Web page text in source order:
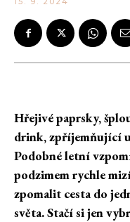
Hřejivé paprsky,
drink, zpříjemňující
Podobné letní
podzimem rychle
zpomalit cesta do
světa. Stačí si jen